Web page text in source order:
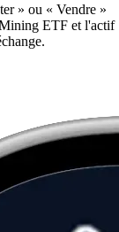
» ou « Vendre »
ETF et l'actif